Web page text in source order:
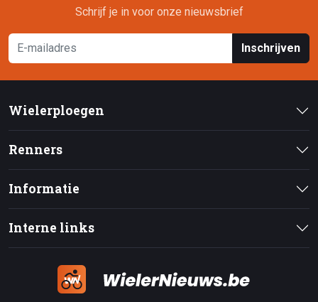
Schrijf je in voor onze nieuwsbrief
Inschrijven
Wielerploegen
Renners
Informatie
Interne links